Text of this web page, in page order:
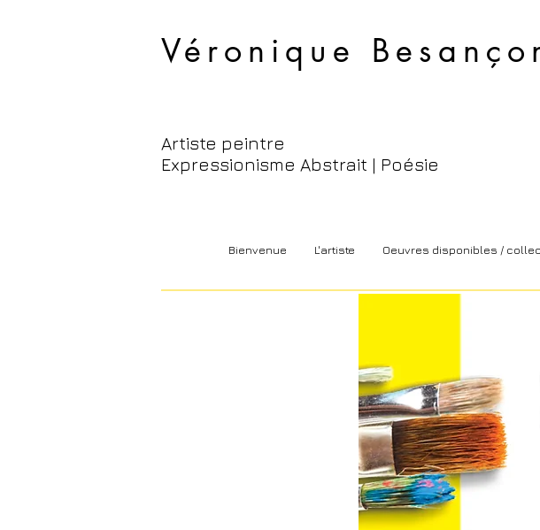
Véronique
Artiste peintre
Expressionisme Abstrait | Poésie
Bienvenue L'artiste Oeuvres disponibles /